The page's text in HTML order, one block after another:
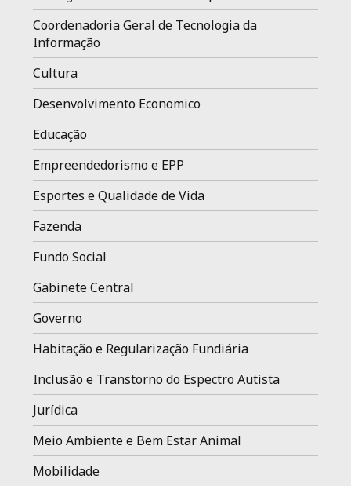
Coordenadoria Geral de Tecnologia da
Informação
Cultura
Desenvolvimento Economico
Educação
Empreendedorismo e EPP
Esportes e Qualidade de Vida
Fazenda
Fundo Social
Gabinete Central
Governo
Habitação e Regularização Fundiária
Inclusão e Transtorno do Espectro Autista
Jurídica
Meio Ambiente e Bem Estar Animal
Mobilidade